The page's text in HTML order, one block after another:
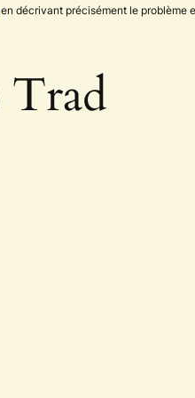
décrivant précisément le problème
Trad